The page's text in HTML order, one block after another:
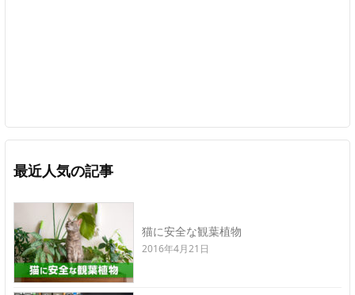
最近人気の記事
猫に安全な観葉植物
2016年4月21日